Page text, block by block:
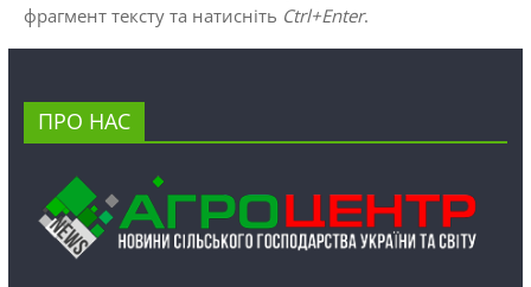
фрагмент тексту та натисніть Ctrl+Enter.
ПРО НАС